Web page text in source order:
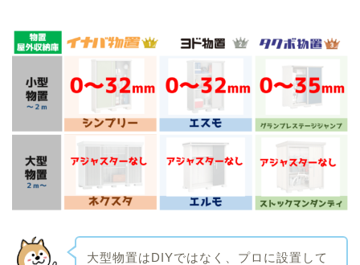
大型物置はDIYではなく、プロに設置して